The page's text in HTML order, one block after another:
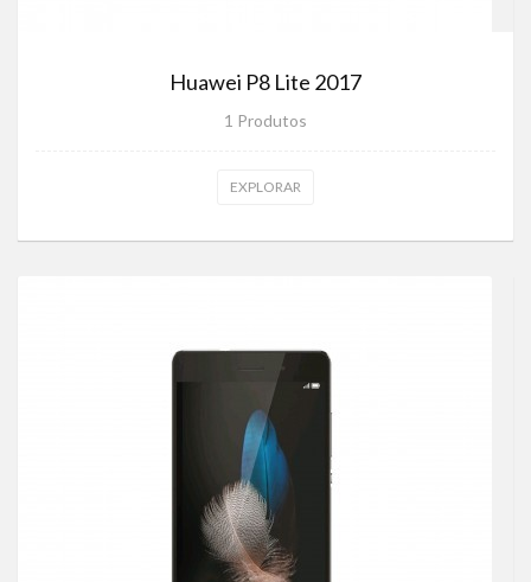
Huawei P8 Lite 2017
1 Produtos
EXPLORAR